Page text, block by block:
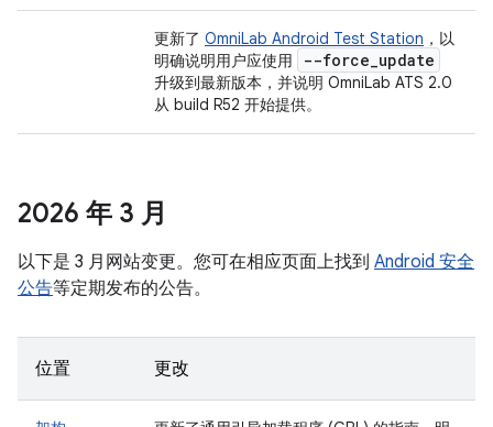
更新了 OmniLab Android Test Station ，以
明确说明用户应使用
--force_update
升级到最新版本，并说明 OmniLab ATS 2.0
从 build R52 开始提供。
2026 年 3 月
以下是 3 月网站变更。您可在相应页面上找到 Android 安全
公告等定期发布的公告。
位置 更改